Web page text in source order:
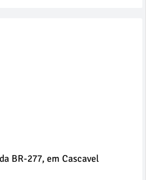
BR-277, em Cascavel